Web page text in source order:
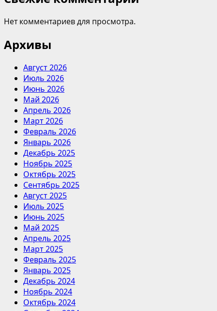
Нет комментариев для просмотра.
Архивы
Август 2026
Июль 2026
Июнь 2026
Май 2026
Апрель 2026
Март 2026
Февраль 2026
Январь 2026
Декабрь 2025
Ноябрь 2025
Октябрь 2025
Сентябрь 2025
Август 2025
Июль 2025
Июнь 2025
Май 2025
Апрель 2025
Март 2025
Февраль 2025
Январь 2025
Декабрь 2024
Ноябрь 2024
Октябрь 2024